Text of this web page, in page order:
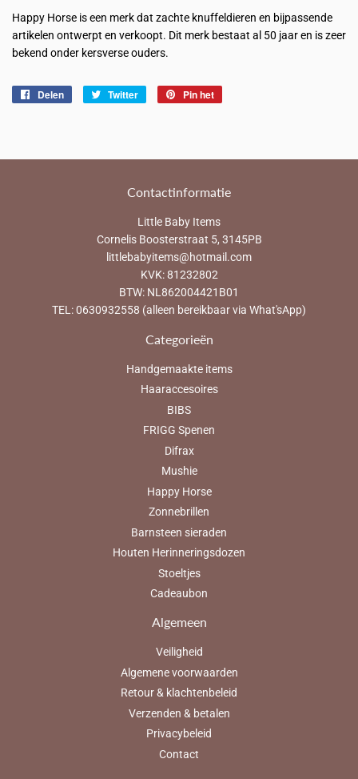
Happy Horse is een merk dat zachte knuffeldieren en bijpassende
artikelen ontwerpt en verkoopt. Dit merk bestaat al 50 jaar en is zeer
bekend onder kersverse ouders.
Delen
Delen
Twitter
TwitterenPin het
Contactinformatie
Little Baby Items
Cornelis Boosterstraat 5, 3145PB
littlebabyitems@hotmail.com
KVK: 81232802
BTW: NL862004421B01
TEL: 0630932558 (alleen bereikbaar via What'sApp)
Categorieën
Handgemaakte items
Haaraccesoires
BIBS
FRIGG Spenen
Difrax
Mushie
Happy Horse
Zonnebrillen
Barnsteen sieraden
Houten Herinneringsdozen
Stoeltjes
Cadeaubon
Algemeen
Veiligheid
Algemene voorwaarden
Retour & klachtenbeleid
Verzenden & betalen
Privacybeleid
Contact